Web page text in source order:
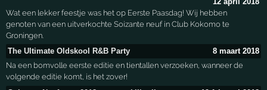
Wat een lekker feestje was het op Eerste Paasdag! Wij hebben
genoten van een uitverkochte Soizante neuf in Club Kokomo te
Groningen.
The Ultimate Oldskool R&B Party
8 maart 2018
Na een bomvolle eerste editie en tientallen verzoeken, wanneer de
volgende editie komt, is het zover!